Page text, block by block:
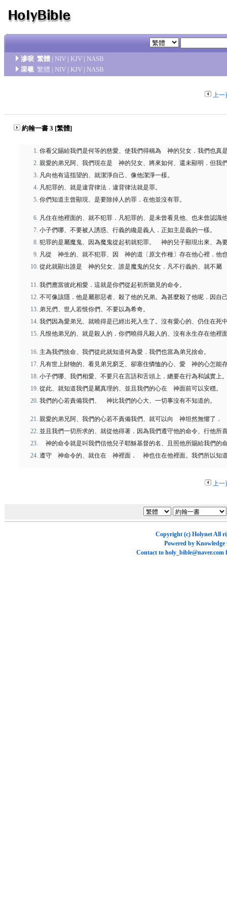
滲唳 繁體 | NIV | KJV | NASB
渠羲 繁體 | NIV | KJV | NASB
上一
約翰一書 3 [繁體]
你看父賜給我們是何等的慈愛、使我們得稱為 神的兒女．我們也真
親愛的弟兄阿、我們現在是 神的兒女、將來如何、還未顯明．但我
凡向他有這指望的、就潔淨自己、像他潔淨一樣。
凡犯罪的、就是違背律法．違背律法就是罪。
你們知道主曾顯現、是要除掉人的罪．在他並沒有罪。
凡住在他裡面的、就不犯罪．凡犯罪的、是未曾看見他、也未曾認識
小子們哪、不要被人誘惑、行義的纔是義人．正如主是義的一樣。
犯罪的是屬魔鬼、因為魔鬼從起初就犯罪。 神的兒子顯現出來、為
凡從 神生的、就不犯罪、因 神的道〔原文作種〕存在他心裡．他
從此就顯出誰是 神的兒女、誰是魔鬼的兒女．凡不行義的、就不屬
我們應當彼此相愛．這就是你們從起初所聽見的命令。
不可像該隱．他是屬那惡者、殺了他的兄弟。為甚麼殺了他呢．因自
弟兄們、世人若恨你們、不要以為希奇。
我們因為愛弟兄、就曉得是已經出死入生了。沒有愛心的、仍住在死
凡恨他弟兄的、就是殺人的．你們曉得凡殺人的、沒有永生存在他裡
主為我們捨命、我們從此就知道何為愛．我們也當為弟兄捨命。
凡有世上財物的、看見弟兄窮乏、卻塞住憐恤的心、愛 神的心怎能
小子們哪、我們相愛、不要只在言語和舌頭上．總要在行為和誠實上
從此、就知道我們是屬真理的、並且我們的心在 神面前可以安穩。
我們的心若責備我們、 神比我們的心大、一切事沒有不知道的。
親愛的弟兄阿、我們的心若不責備我們、就可以向 神坦然無懼了．
並且我們一切所求的、就從他得著．因為我們遵守他的命令、行他所
神的命令就是叫我們信他兒子耶穌基督的名、且照他所賜給我們的
遵守 神命令的、就住在 神裡面． 神也住在他裡面。我們所以知
上一
Copyright (c) HolynetAll
Powered by Knowledge
Contact to holy_bible@naver.com